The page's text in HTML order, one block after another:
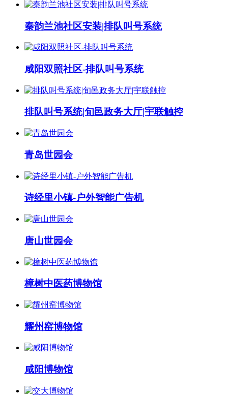
秦韵兰池社区安装|排队叫号系统
咸阳双照社区-排队叫号系统
排队叫号系统|旬邑政务大厅|宇联触控
青岛世园会
诗经里小镇-户外智能广告机
唐山世园会
樟树中医药博物馆
耀州窑博物馆
咸阳博物馆